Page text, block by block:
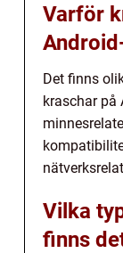
Varför
Det finns
kraschar på
Vilka
finns